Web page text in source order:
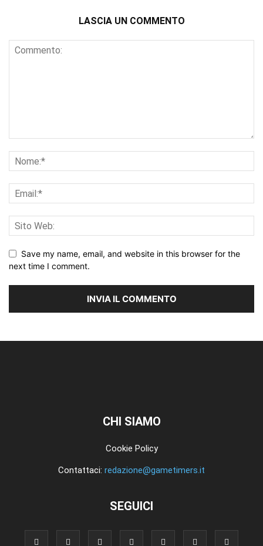
LASCIA UN COMMENTO
Save my name, email, and website in this browser for the
next time I comment.
CHI SIAMO
Cookie Policy
Contattaci: redazione@gametimers.it
SEGUICI